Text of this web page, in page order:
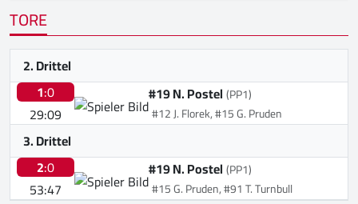
TORE
2. Drittel
1:0
29:09
#19 N. Postel(PP1)
#12 J. Florek, #15 G. Pruden
3. Drittel
2:0
53:47
#19 N. Postel(PP1)
#15 G. Pruden, #91 T. Turnbull